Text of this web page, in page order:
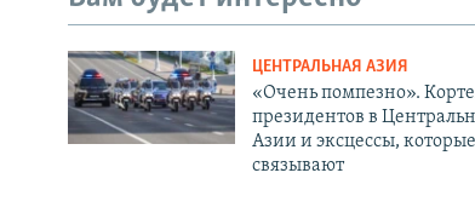
ЦЕНТРАЛЬНАЯ АЗИЯ
«Очень помпезно».
президентов в
Азии и эксцессы,
связывают